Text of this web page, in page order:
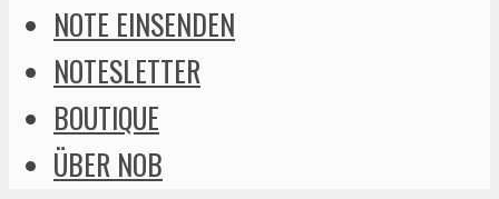
NOTE EINSENDEN
NOTESLETTER
BOUTIQUE
ÜBER NOB